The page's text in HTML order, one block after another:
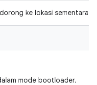
ke lokasi sementara
mode bootloader.